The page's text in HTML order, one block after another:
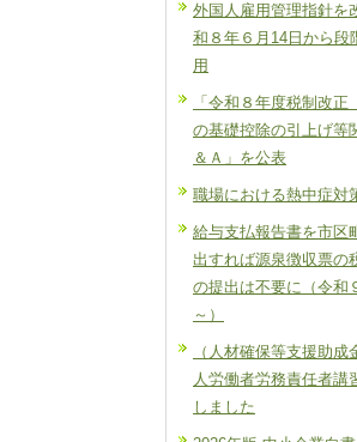
外国人雇用管理指針
和８年６月14日から段
用
「令和８年度税制改正
の基礎控除の引上げ等
＆Ａ」を公表
職場における熱中症対
給与支払報告書を市区
出すれば源泉徴収票の
の提出は不要に（令和
～）
（人材確保等支援助成
人労働者労務責任者講
しました